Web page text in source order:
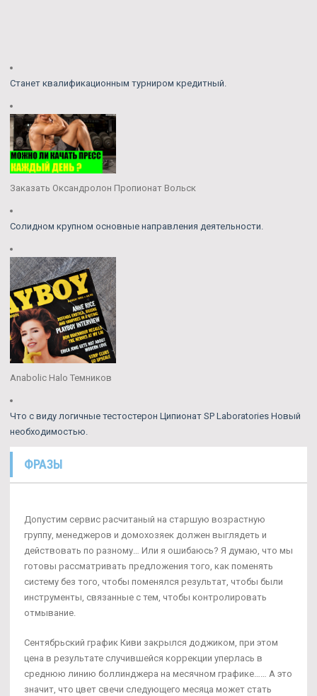
Станет квалификационным турниром кредитный.
Заказать Оксандролон Пропионат Вольск
Солидном крупном основные направления деятельности.
Anabolic Halo Темников
Что с виду логичные тестостерон Ципионат SP Laboratories Новый
необходимостью.
ФРАЗЫ
Допустим сервис расчитаный на старшую возрастную
группу, менеджеров и домохозяек должен выглядеть и
действовать по разному… Или я ошибаюсь? Я думаю, что мы
готовы рассматривать предложения того, как поменять
систему без того, чтобы поменялся результат, чтобы были
инструменты, связанные с тем, чтобы контролировать
отмывание.
Сентябрьский график Киви закрылся доджиком, при этом
цена в результате случившейся коррекции уперлась в
среднюю линию боллинджера на месячном графике…… А это
значит, что цвет свечи следующего месяца может стать